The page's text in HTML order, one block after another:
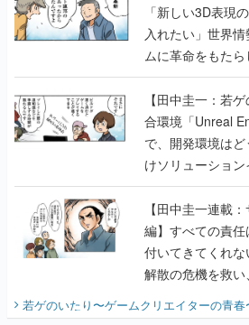
のいたり】
【田中圭一：若
合環境「Unreal
で、開発環境は
けソリューショ
に行って、より
【田中圭一連載
編】すべての責
付いてきてくれ
解散の危機を救
開く。業界の快男
『少年ジャンプ
り】
若ゲのいたり〜ゲームクリエイターの青春